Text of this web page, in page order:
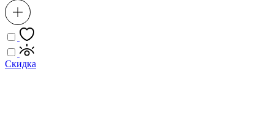
Скидка